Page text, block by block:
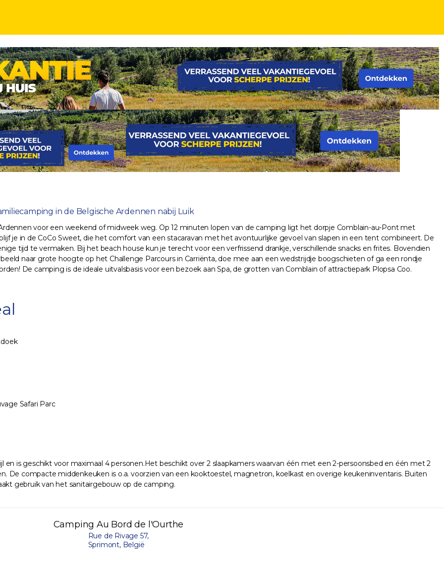
nabij Luik
in de Belgische Ardennen nabij Luik
voor een weekend of midweek weg. Op 12 minuten lopen van de camping ligt het dorpje Comblain-au-Pont met
je in de CoCo Sweet, die het comfort van een stacaravan met het avontuurlijke gevoel van slapen in een tent combineert. De
tijd te vermaken. Bij het beach house kun je terecht voor een verfrissend drankje, verschillende snacks en frites. Bovendien
naar grote hoogte op het Challenge Parcours in Carriënta, doe mee aan een wedstrijdje boogschieten of ga een rondje
De camping is de ideale uitvalsbasis voor een bezoek aan Spa, de grotten van Comblain of attractiepark Plopsa Coo.
Safari Parc
is geschikt voor maximaal 4 personen.Het beschikt over 2 slaapkamers waarvan één met een 2-persoonsbed en één met 2
De compacte middenkeuken is o.a. voorzien van een kooktoestel, magnetron, koelkast en overige keukeninventaris. Buiten
gebruik van het sanitairgebouw op de camping.
Camping Au Bord de l'Ourthe
Rue de Rivage 57,
Sprimont, België